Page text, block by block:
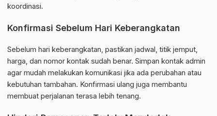
koordinasi.
Konfirmasi Sebelum Hari Keberangkatan
Sebelum hari keberangkatan, pastikan jadwal, titik jemput,
harga, dan nomor kontak sudah benar. Simpan kontak admin
agar mudah melakukan komunikasi jika ada perubahan atau
kebutuhan tambahan. Konfirmasi ulang juga membantu
membuat perjalanan terasa lebih tenang.